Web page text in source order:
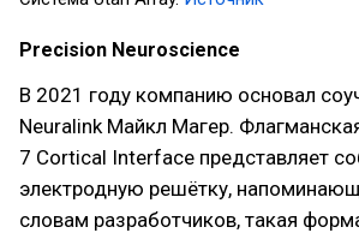
Precision Neuroscience
В 2021 году компанию основал
Neuralink Майкл Магер.
7 Cortical Interface представляет
электродную решётку,
словам разработчиков, такая